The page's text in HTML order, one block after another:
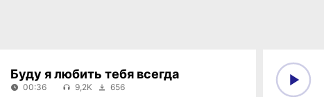
Буду я любить тебя всегда
00:36 9,2K 656